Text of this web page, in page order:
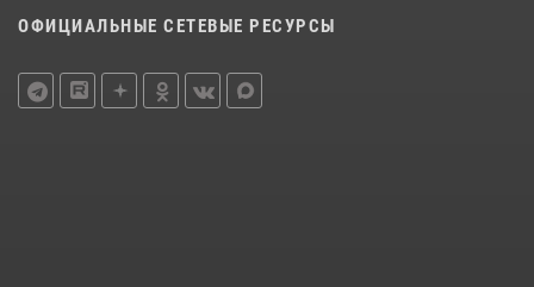
ОФИЦИАЛЬНЫЕ СЕТЕВЫЕ РЕСУРСЫ